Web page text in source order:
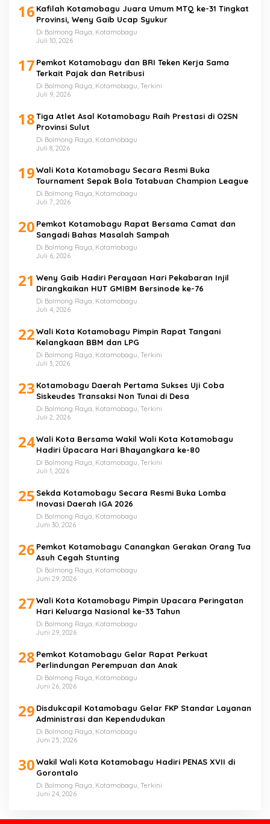
16 Kafilah Kotamobagu Juara Umum MTQ ke-31 Tingkat
Provinsi, Weny Gaib Ucap Syukur
Di Bolmong Raya, Kotamobagu
Juli 10, 2026
17 Pemkot Kotamobagu dan BRI Teken Kerja Sama
Terkait Pajak dan Retribusi
Di Bolmong Raya, Kotamobagu, Terkini
Juli 9, 2026
18Tiga Atlet Asal Kotamobagu Raih Prestasi di O2SN
Provinsi Sulut
Di Bolmong Raya, Kotamobagu
Juli 8, 2026
19Wali Kota Kotamobagu Secara Resmi Buka
Tournament Sepak Bola Totabuan Champion League
Di Bolmong Raya, Kotamobagu
Juli 7, 2026
20 Pemkot Kotamobagu Rapat Bersama Camat dan
Sangadi Bahas Masalah Sampah
Di Bolmong Raya, Kotamobagu
Juli 6, 2026
21 Weny Gaib Hadiri Perayaan Hari Pekabaran Injil
Dirangkaikan HUT GMIBM Bersinode ke-76
Di Bolmong Raya, Kotamobagu
Juli 4, 2026
22Wali Kota Kotamobagu Pimpin Rapat Tangani
Kelangkaan BBM dan LPG
Di Bolmong Raya, Kotamobagu, Terkini
Juli 3, 2026
23 Kotamobagu Daerah Pertama Sukses Uji Coba
Siskeudes Transaksi Non Tunai di Desa
Di Bolmong Raya, Kotamobagu, Terkini
Juli 2, 2026
24Wali Kota Bersama Wakil Wali Kota Kotamobagu
Hadiri Ùpacara Hari Bhayangkara ke-80
Di Bolmong Raya, Kotamobagu, Terkini
Juli 1, 2026
25 Sekda Kotamobagu Secara Resmi Buka Lomba
Inovasi Daerah IGA 2026
Di Bolmong Raya, Kotamobagu
Juni 30, 2026
26 Pemkot Kotamobagu Canangkan Gerakan Orang Tua
Asuh Cegah Stunting
Di Bolmong Raya, Kotamobagu
Juni 29, 2026
27Wali Kota Kotamobagu Pimpin Upacara Peringatan
Hari Keluarga Nasional ke-33 Tahun
Di Bolmong Raya, Kotamobagu
Juni 29, 2026
28 Pemkot Kotamobagu Gelar Rapat Perkuat
Perlindungan Perempuan dan Anak
Di Bolmong Raya, Kotamobagu
Juni 26, 2026
29 Disdukcapil Kotamobagu Gelar FKP Standar Layanan
Administrasi dan Kependudukan
Di Bolmong Raya, Kotamobagu
Juni 25, 2026
30Wakil Wali Kota Kotamobagu Hadiri PENAS XVII di
Gorontalo
Di Bolmong Raya, Kotamobagu, Terkini
Juni 24, 2026